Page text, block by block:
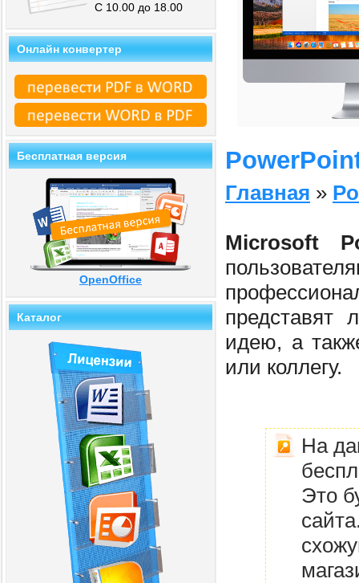
С 10.00 до 18.00
Онлайн конвертер
Бесплатная версия
OpenOffice
Каталог
Главная »
Microsoft
представят
идею, а
или коллегу.
На
Это